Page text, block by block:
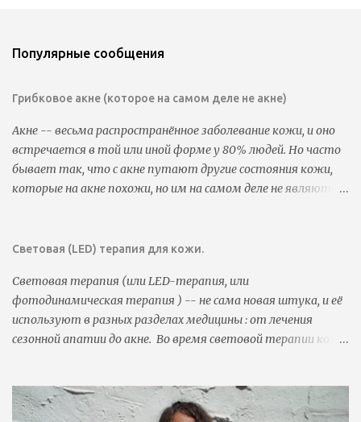
а
т
о
м
м
н
и
Популярные сообщения
Грибковое акне (которое на самом деле не акне)
Акне -- весьма распространённое заболевание кожи, и оно
встречается в той или иной форме у 80% людей. Но часто
бывает так, что с акне путают другие состояния кожи,
которые на акне похожи, но им на самом деле не являются.
результата нет. Такое может случиться из-за того, что
логично, что эти средства не помогают. Иногда при этом
состоянии используют антиакне-средства, которые
делают только хуже. Так, например, с акне путают
розацеа, простые раздражения, милиумы, но чаще всего с
тут всё становится совсем непонятно. Это заболевание
Световая (LED) терапия для кожи.
Световая терапия (или LED-терапия, или
фотодинамическая терапия ) -- не сама новая штука, и её
используют в разных разделах медицины : от лечения
сезонной апатии до акне. Во время световой терапии кожа
Когда свет попадает на кожу, клетки в ней реагируют на
свет разными способами, в зависимости от того, свет